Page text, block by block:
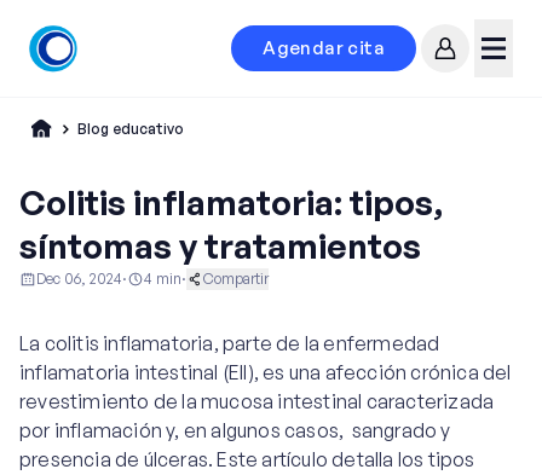
Agendar cita
Blog educativo
Colitis inflamatoria: tipos,
síntomas y tratamientos
Dec 06, 2024· 4 min· Compartir
Gastroenterología
La colitis inflamatoria, parte de la enfermedad
inflamatoria intestinal (EII), es una afección crónica del
revestimiento de la mucosa intestinal caracterizada
por inflamación y, en algunos casos, sangrado y
presencia de úlceras. Este artículo detalla los tipos